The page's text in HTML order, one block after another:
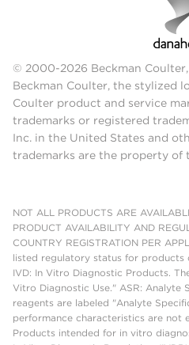
© 2000-2026 Beckman
Beckman Coulter, the stylized
Coulter product and service
trademarks or registered
Inc. in the United States and
trademarks are the property of
NOT ALL PRODUCTS ARE
PRODUCT AVAILABILITY AND
COUNTRY REGISTRATION PER
listed regulatory status for
IVD: In Vitro Diagnostic Products.
Vitro Diagnostic Use." ASR: Analyte
reagents are labeled "Analyte
performance characteristics are not
Products intended for in vitro